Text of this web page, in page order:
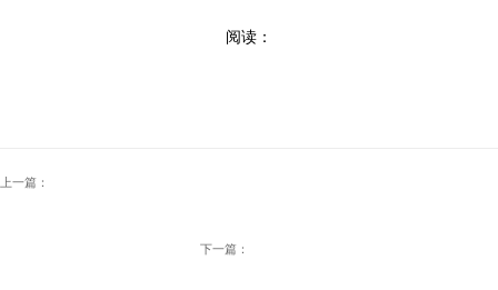
阅读：
上一篇：
下一篇：